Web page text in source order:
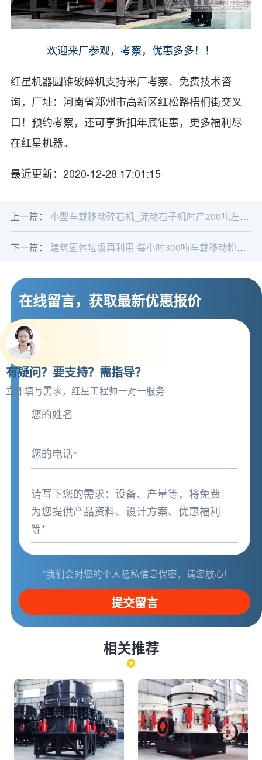
欢迎来厂参观，考察，优惠多多！！
红星机器圆锥破碎机支持来厂考察、免费技术咨
询，厂址：河南省郑州市高新区红松路梧桐街交叉
口！预约考察，还可享折扣年底钜惠，更多福利尽
在红星机器。
最近更新：2020-12-28 17:01:15
上一篇： 小型车载移动碎石机_流动石子机时产200吨左右大概什么价
下一篇： 建筑固体垃圾再利用 每小时300吨车载移动粉碎机助您成功
在线留言，获取最新优惠报价
有疑问？要支持？需指导？
立即填写需求，红星工程师一对一服务
*我们会对您的个人隐私信息保密，请您放心!
提交留言
相关推荐